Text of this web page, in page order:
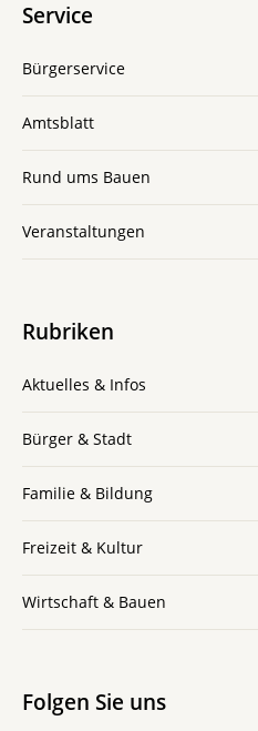
Service
Bürgerservice
Amtsblatt
Rund ums Bauen
Veranstaltungen
Rubriken
Aktuelles & Infos
Bürger & Stadt
Familie & Bildung
Freizeit & Kultur
Wirtschaft & Bauen
Folgen Sie uns